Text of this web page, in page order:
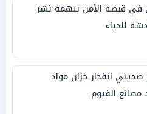
في قبضة الأمن بتهمة نشر
للحياء
انفجار خزان مواد
مصانع الفيوم